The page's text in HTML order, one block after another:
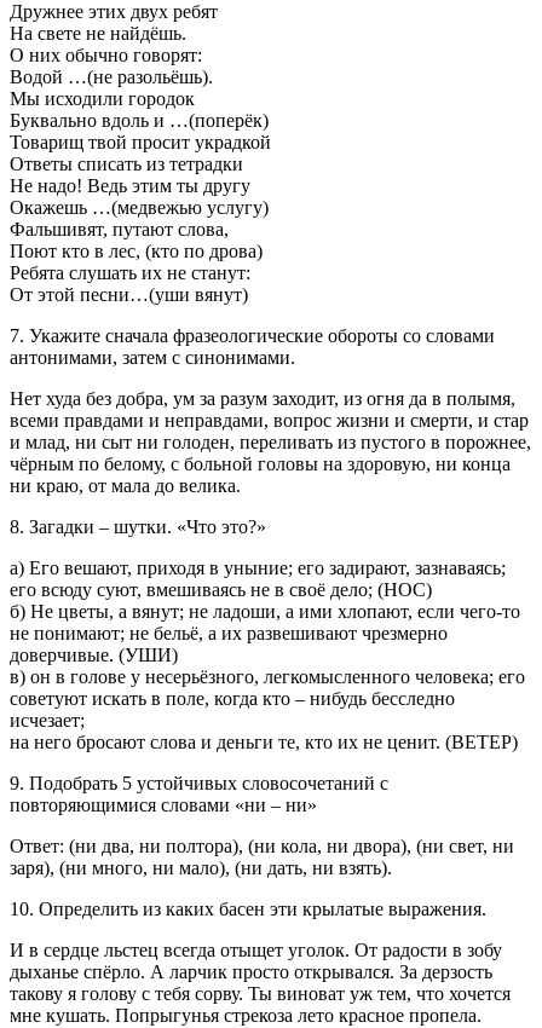
Дружнее этих двух ребят
На свете не найдёшь.
О них обычно говорят:
Водой …(не разольёшь).
Мы исходили городок
Буквально вдоль и …(поперёк)
Товарищ твой просит украдкой
Ответы списать из тетрадки
Не надо! Ведь этим ты другу
Окажешь …(медвежью услугу)
Фальшивят, путают слова,
Поют кто в лес, (кто по дрова)
Ребята слушать их не станут:
От этой песни…(уши вянут)
7. Укажите сначала фразеологические обороты со словами
антонимами, затем с синонимами.
Нет худа без добра, ум за разум заходит, из огня да в полымя,
всеми правдами и неправдами, вопрос жизни и смерти, и стар
и млад, ни сыт ни голоден, переливать из пустого в порожнее,
чёрным по белому, с больной головы на здоровую, ни конца
ни краю, от мала до велика.
8. Загадки – шутки. «Что это?»
а) Его вешают, приходя в уныние; его задирают, зазнаваясь;
его всюду суют, вмешиваясь не в своё дело; (НОС)
б) Не цветы, а вянут; не ладоши, а ими хлопают, если чего-то
не понимают; не бельё, а их развешивают чрезмерно
доверчивые. (УШИ)
в) он в голове у несерьёзного, легкомысленного человека; его
советуют искать в поле, когда кто – нибудь бесследно
исчезает;
на него бросают слова и деньги те, кто их не ценит. (ВЕТЕР)
9. Подобрать 5 устойчивых словосочетаний с
повторяющимися словами «ни – ни»
Ответ: (ни два, ни полтора), (ни кола, ни двора), (ни свет, ни
заря), (ни много, ни мало), (ни дать, ни взять).
10. Определить из каких басен эти крылатые выражения.
И в сердце льстец всегда отыщет уголок. От радости в зобу
дыханье спёрло. А ларчик просто открывался. За дерзость
такову я голову с тебя сорву. Ты виноват уж тем, что хочется
мне кушать. Попрыгунья стрекоза лето красное пропела.